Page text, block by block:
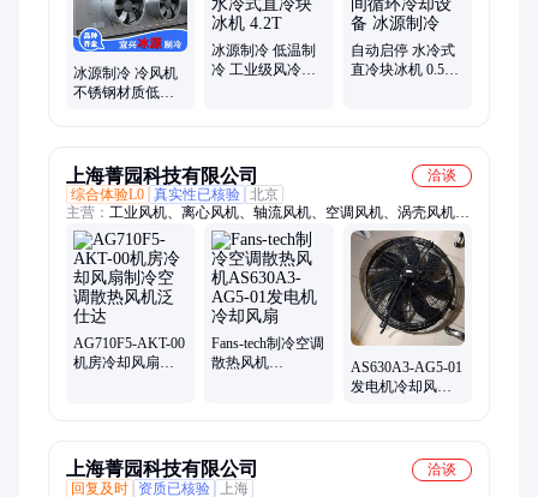
冰源制冷 冷风机
不锈钢材质低温
冰源制冷 低温制
冷 工业级风冷式
自动启停 水冷式
直冷块冰机 0.5T
上海菁园科技有限公司
洽谈
综合体验L0 真实性已核验 北京
主营： 工业风机、离心风机、轴流风机、空调风机、涡壳风机、
变频器风机
AG710F5-AKT-00
机房冷却风扇制
Fans-tech制冷空调
散热风机
AS630A3-AG5-01
发电机冷却风扇
上海菁园科技有限公司
洽谈
回复及时
资质已核验
上海